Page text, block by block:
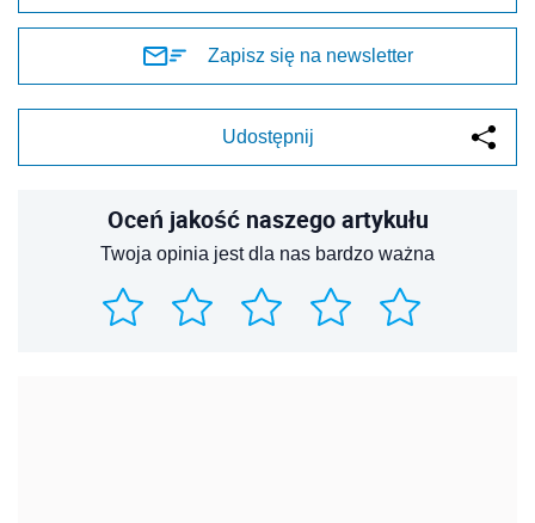
Zapisz się na newsletter
Udostępnij
Oceń jakość naszego artykułu
Twoja opinia jest dla nas bardzo ważna